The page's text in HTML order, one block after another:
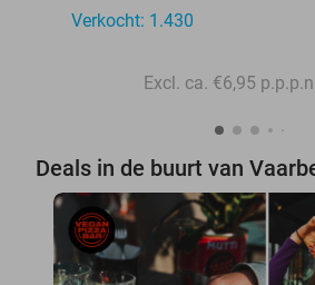
Verkocht: 1.430
Excl. ca. €6,95
Deals in de buurt van